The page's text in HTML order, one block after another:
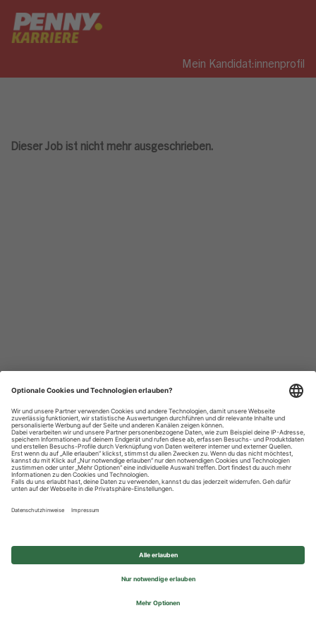
Mein Kandidat:innenprofil
Dieser Job ist nicht mehr ausgeschrieben.
Datenschutzhinweise
Impressum
Privatsphäre-Einstellungen
© 2026 REWE Group - All rights reserved